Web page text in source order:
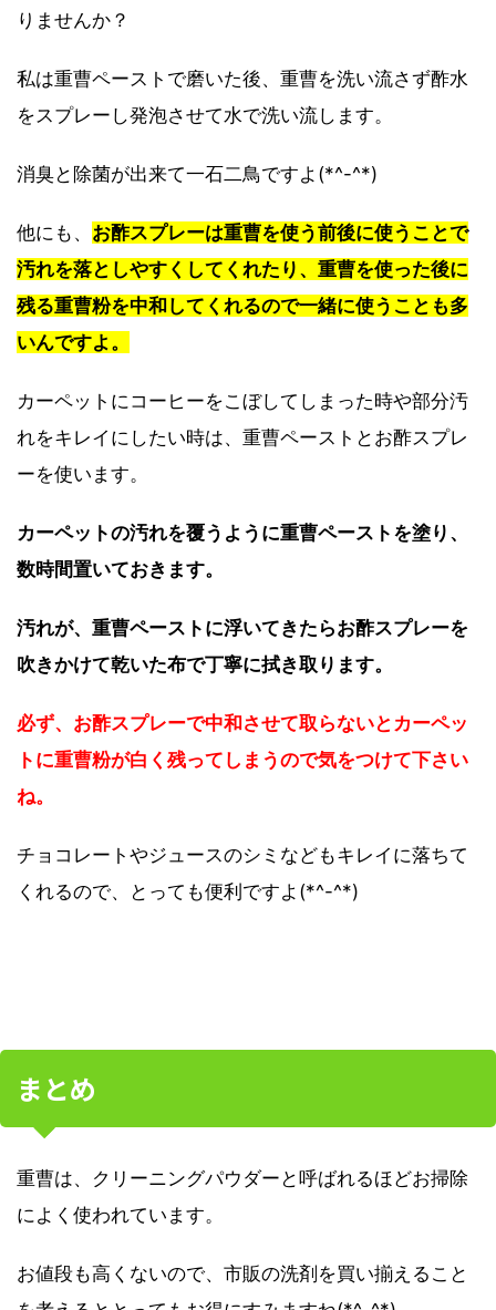
りませんか？
私は重曹ペーストで磨いた後、重曹を洗い流さず酢水
をスプレーし発泡させて水で洗い流します。
消臭と除菌が出来て一石二鳥ですよ(*^-^*)
他にも、 お酢スプレーは重曹を使う前後に使うことで
汚れを落としやすくしてくれたり、重曹を使った後に
残る重曹粉を中和してくれるので一緒に使うことも多
いんですよ。
カーペットにコーヒーをこぼしてしまった時や部分汚
れをキレイにしたい時は、重曹ペーストとお酢スプレ
ーを使います。
カーペットの汚れを覆うように重曹ペーストを塗り、
数時間置いておきます。
汚れが、重曹ペーストに浮いてきたらお酢スプレーを
吹きかけて乾いた布で丁寧に拭き取ります。
必ず、お酢スプレーで中和させて取らないとカーペッ
トに重曹粉が白く残ってしまうので気をつけて下さい
ね。
チョコレートやジュースのシミなどもキレイに落ちて
くれるので、とっても便利ですよ(*^-^*)
まとめ
重曹は、クリーニングパウダーと呼ばれるほどお掃除
によく使われています。
お値段も高くないので、市販の洗剤を買い揃えること